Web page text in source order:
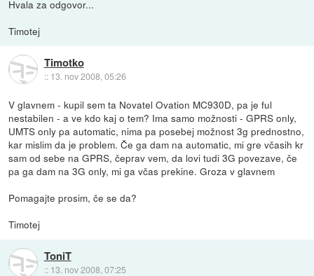
Hvala za odgovor...
Timotej
Timotko
:: 13. nov 2008, 05:26
V glavnem - kupil sem ta Novatel Ovation MC930D, pa je ful
nestabilen - a ve kdo kaj o tem? Ima samo možnosti - GPRS only,
UMTS only pa automatic, nima pa posebej možnost 3g prednostno,
kar mislim da je problem. Če ga dam na automatic, mi gre včasih kr
sam od sebe na GPRS, čeprav vem, da lovi tudi 3G povezave, če
pa ga dam na 3G only, mi ga včas prekine. Groza v glavnem
Pomagajte prosim, če se da?
Timotej
ToniT
:: 13. nov 2008, 07:25